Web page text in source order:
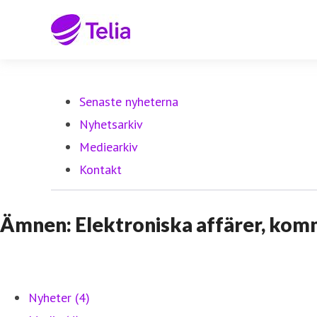
Senaste nyheterna
Nyhetsarkiv
Mediearkiv
Kontakt
Ämnen: Elektroniska affärer,
Nyheter (4)